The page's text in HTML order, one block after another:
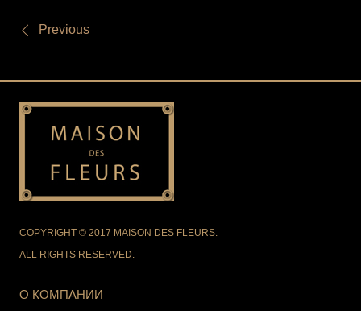
Previous
COPYRIGHT © 2017 MAISON DES FLEURS.
ALL RIGHTS RESERVED.
О КОМПАНИИ